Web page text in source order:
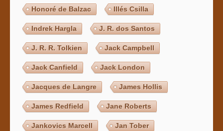
Honoré de Balzac Illés Csilla
Indrek Hargla J. R. dos Santos
J. R. R. Tolkien Jack Campbell
Jack Canfield Jack London
Jacques de Langre James Hollis
James Redfield Jane Roberts
Jankovics Marcell Jan Tober